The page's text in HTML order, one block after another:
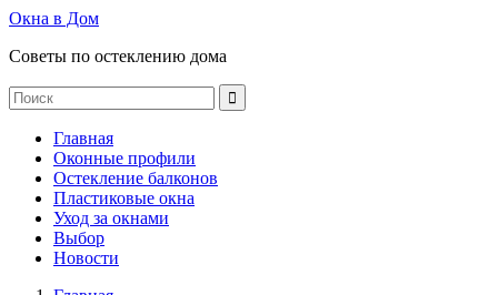
Окна в Дом
Советы по остеклению дома
Главная
Оконные профили
Остекление балконов
Пластиковые окна
Уход за окнами
Выбор
Новости